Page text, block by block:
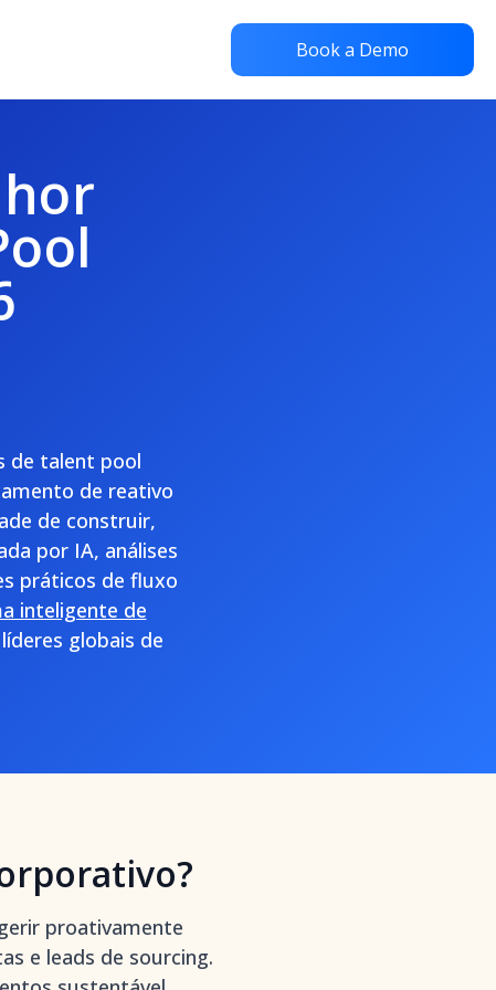
Book a Demo
de talent pool
de reativo
de construir,
por IA, análises
práticos de fluxo
inteligente de
globais de
proativamente
e leads de sourcing.